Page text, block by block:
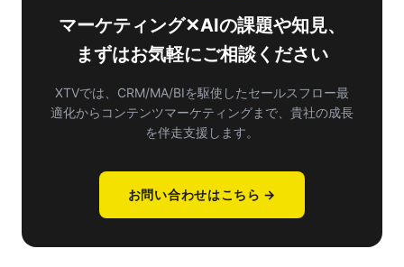
マーケティング✕AIの課題や知見、
まずはお気軽にご相談ください
XTVでは、CRM/MA/BIを駆使したセールスフロー最
適化から コンテンツマーケティングまで、貴社の成長
を伴走支援します。
お問い合わせはこちら →